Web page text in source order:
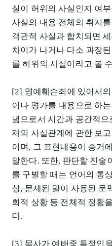
실이 허위의 사실인지 여
사실의 내용 전체의 취지
객관적 사실과 합치되면
차이가 나거나 다소 과장
를 허위의 사실이라고 볼
[2] 명예훼손죄에 있어서
이나 평가를 내용으로 하
념으로서 시간과 공간적
재의 사실관계에 관한 보
이며, 그 표현내용이 증거
말한다. 또한, 판단할 진술
를 구별할 때는 언어의 통
성, 문제된 말이 사용된 문
회적 상황 등 전체적 정황
다.
[3] 목사가 예배중 특정인